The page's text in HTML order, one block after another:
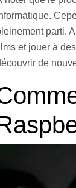
parti.
et jouer à
de